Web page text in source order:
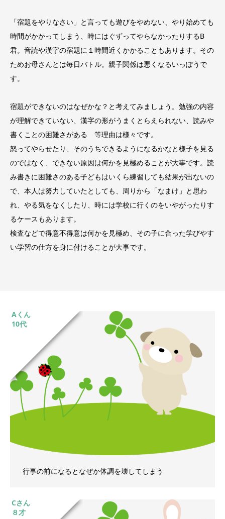
「宿題をやりなさい」と言っても遊びをやめない、やり始めても
時間がかかってしまう、時にはぐずってやらなかったりするB
君。音読や漢字の宿題に１時間近くかかることもあります。その
ためお母さんとは毎日バトル。親子関係は悪くなるいっぽうで
す。
宿題ができないのはなぜかな？と考えてみましょう。勉強の内容
が理解できていない、漢字の形がうまくとらえられない、読みや
書くことの困難さがある 等理由は様々です。
怒ってやらせたり、そのうちできるようになるかなと様子を見る
のではなく、できない原因は何かを見極めることが大事です。読
み書きに困難さのある子どもはいくら練習しても結果が出ないの
で、本人は努力していたとしても、周りから「なまけ」と思わ
れ、やる気をなくしたり、時には学校に行くのをいやがったりす
るケースもあります。
検査などで得意不得意は何かを見極め、その子に合った学びやす
い学習の仕方を身に付けることが大事です。
Aくん
10代
行事の前になるとなぜか体調を壊してしまう
Cさん
８才